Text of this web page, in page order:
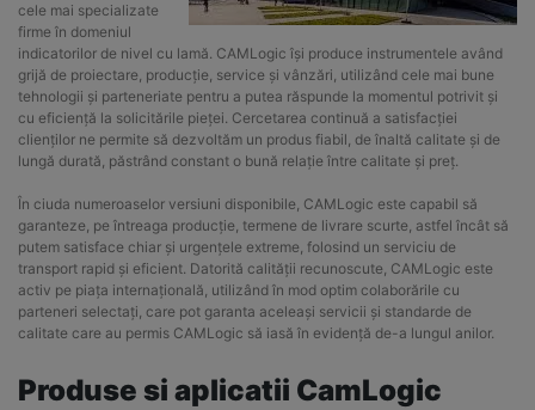
cele mai specializate
firme în domeniul
indicatorilor de nivel cu lamă. CAMLogic își produce instrumentele având
grijă de proiectare, producție, service și vânzări, utilizând cele mai bune
tehnologii și parteneriate pentru a putea răspunde la momentul potrivit și
cu eficiență la solicitările pieței. Cercetarea continuă a satisfacției
clienților ne permite să dezvoltăm un produs fiabil, de înaltă calitate și de
lungă durată, păstrând constant o bună relație între calitate și preț.
În ciuda numeroaselor versiuni disponibile, CAMLogic este capabil să
garanteze, pe întreaga producție, termene de livrare scurte, astfel încât să
putem satisface chiar și urgențele extreme, folosind un serviciu de
transport rapid și eficient. Datorită calității recunoscute, CAMLogic este
activ pe piața internațională, utilizând în mod optim colaborările cu
parteneri selectați, care pot garanta aceleași servicii și standarde de
calitate care au permis CAMLogic să iasă în evidență de-a lungul anilor.
Produse si aplicatii CamLogic